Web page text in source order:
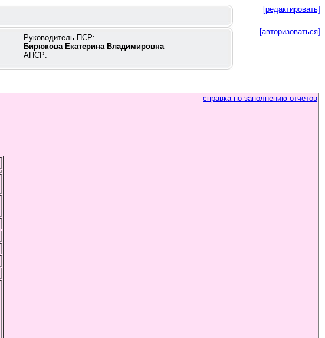
[редактировать]
Руководитель ПСР:
Бирюкова Екатерина Владимировна
АПСР:
[авторизоваться]
справка по заполнению отчетов